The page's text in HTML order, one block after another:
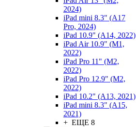
2024)
iPad mini 8.3" (A17
Pro, 2024)
iPad 10.9" (A14, 2022)
iPad Air 10.9" (M1,
2022)
iPad Pro 11" (M2,
2022)
iPad Pro 12.9" (M2,
2022)
iPad 10.2" (A13, 2021)
iPad mini 8.3" (A15,
2021)
+ ЕЩЕ 8